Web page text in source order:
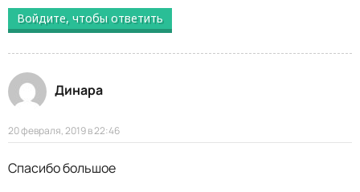
Войдите, чтобы ответить
Динара
20 февраля, 2019 в 22:46
Спасибо большое